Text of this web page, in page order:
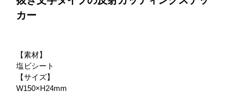
カー
【素材】
塩ビシート
【サイズ】
W150×H24mm